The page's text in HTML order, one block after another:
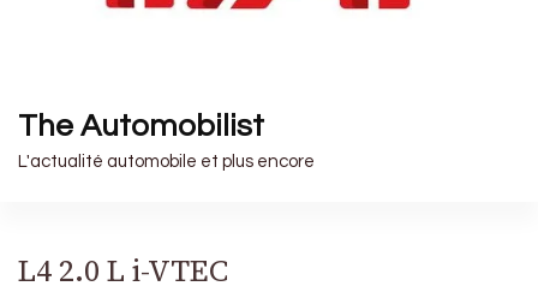
The Automobilist
L'actualité automobile et plus encore
L4 2.0 L i-VTEC